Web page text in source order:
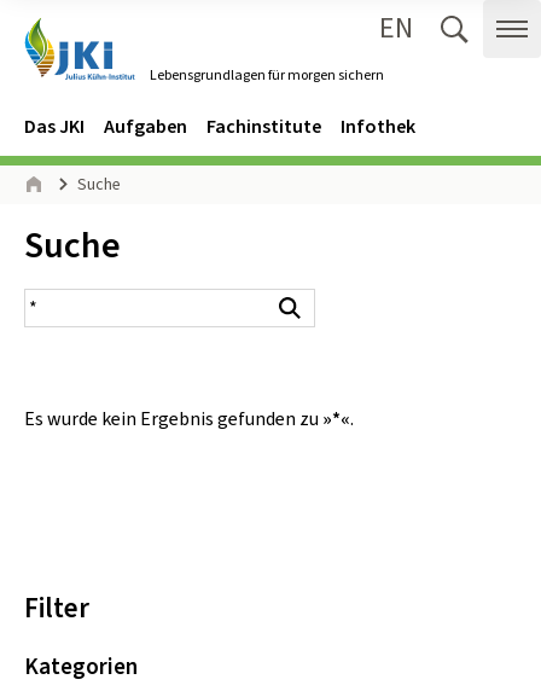
Lebensgrundlagen für morgen sichern
EN
Navigation
Hauptmenü
Das JKI Aufgaben Fachinstitute Infothek
Seitenpfad
Suche
Inhalt:
Suche
Suchergebnis
Es wurde kein Ergebnis gefunden zu »*«.
Filter
Kategorien